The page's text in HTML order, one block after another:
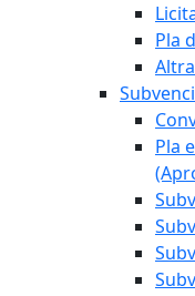
Pla
Pla